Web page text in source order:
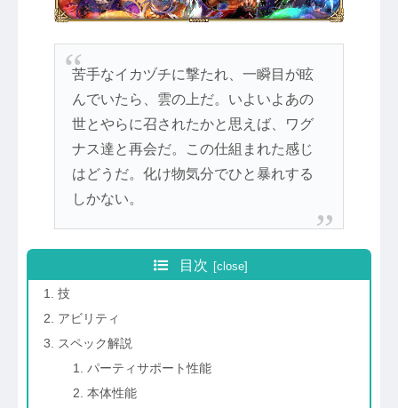
苦手なイカヅチに撃たれ、一瞬目が眩
んでいたら、雲の上だ。いよいよあの
世とやらに召されたかと思えば、ワグ
ナス達と再会だ。この仕組まれた感じ
はどうだ。化け物気分でひと暴れする
しかない。
目次
技
アビリティ
スペック解説
パーティサポート性能
本体性能